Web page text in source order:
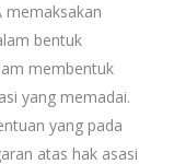
memaksakan
bentuk
membentuk
yang memadai.
yang pada
atas hak asasi